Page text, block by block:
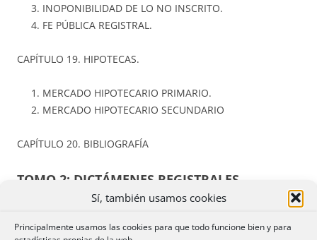
Sí, también usamos cookies
Principalmente usamos las cookies para que todo funcione bien y para
INOPONIBILIDAD DE LO NO INSCRITO.
FE PÚBLICA REGISTRAL.
CAPÍTULO 19. HIPOTECAS.
MERCADO HIPOTECARIO PRIMARIO.
MERCADO HIPOTECARIO SECUNDARIO
CAPÍTULO 20. BIBLIOGRAFÍA
TOMO 2: DICTÁMENES REGISTRALES